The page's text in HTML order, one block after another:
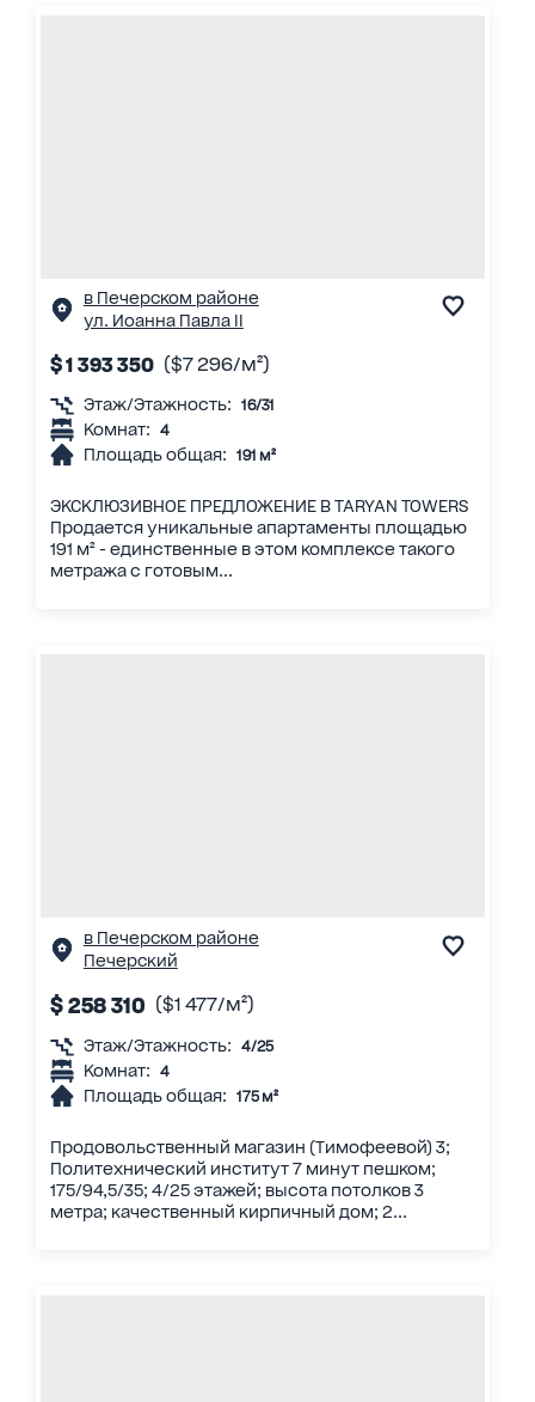
в Печерском районе
ул. Иоанна Павла II
$ 1 393 350 ($7 296/м²)
Этаж/Этажность: 16/31
Комнат: 4
Площадь общая: 191 м²
ЭКСКЛЮЗИВНОЕ ПРЕДЛОЖЕНИЕ В TARYAN TOWERS
Продается уникальные апартаменты площадью
191 м² - единственные в этом комплексе такого
метража с готовым...
в Печерском районе
Печерский
$ 258 310 ($1 477/м²)
Этаж/Этажность: 4/25
Комнат: 4
Площадь общая: 175 м²
Продовольственный магазин (Тимофеевой) 3;
Политехнический институт 7 минут пешком;
175/94,5/35; 4/25 этажей; высота потолков 3
метра; качественный кирпичный дом; 2...